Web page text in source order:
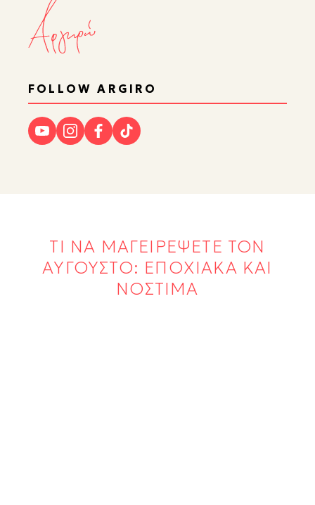
FOLLOW ARGIRO
ΤΙ ΝΑ ΜΑΓΕΙΡΕΨΕΤΕ ΤΟΝ
ΑΥΓΟΥΣΤΟ: ΕΠΟΧΙΑΚΑ ΚΑΙ
ΝΟΣΤΙΜΑ